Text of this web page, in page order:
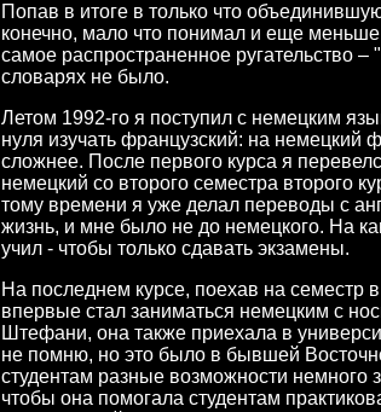
Попав в итоге в только что
конечно, мало что понимал и еще
самое распространенное ругательство –
словарях не было.
Летом 1992-го я поступил с немецким
нуля изучать французский: на немецкий
сложнее. После первого курса я
немецкий со второго семестра второго
тому времени я уже делал переводы с
жизнь, и мне было не до немецкого. На
учил - чтобы только сдавать экзамены.
На последнем курсе, поехав на семестр
впервые стал заниматься немецким с
Штефани, она также приехала в
не помню, но это было в бывшей
студентам разные возможности немного
чтобы она помогала студентам